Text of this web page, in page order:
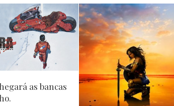
as bancas